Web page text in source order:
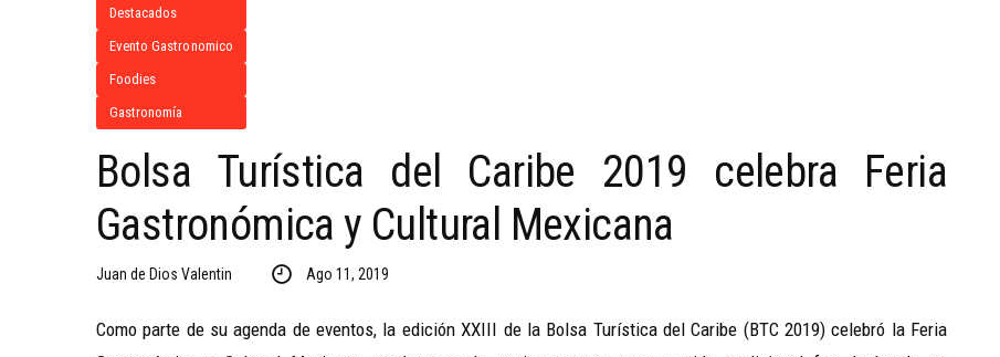
Destacados
Evento Gastronomico
Foodies
Gastronomía
Bolsa Turística del Caribe 2019 celebra Feria
Gastronómica y Cultural Mexicana
Juan de Dios Valentin Ago 11, 2019
Como parte de su agenda de eventos, la edición XXIII de la Bolsa Turística del Caribe (BTC 2019) celebró la Feria